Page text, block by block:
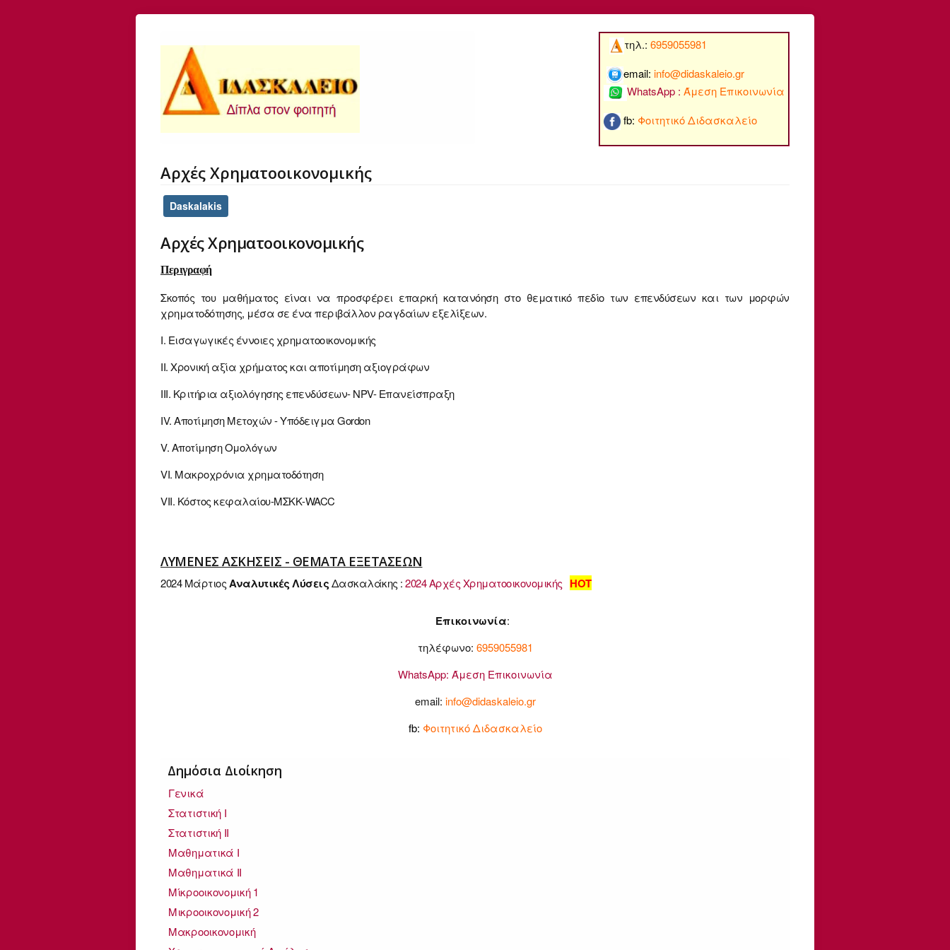
τηλ.: 6959055981
email: info@didaskaleio.gr
WhatsApp : Άμεση Επικοινωνία
fb: Φοιτητικό Διδασκαλείο
Δημόσια Διοίκηση
Γενικά
Στατιστική I
Στατιστική II
Μαθηματικά Ι
Μαθηματικά ΙΙ
Μίκροοικονομική 1
Μικροοικονομική 2
Μακροοικονομική
Αρχές Χρηματοοικονομικής
Daskalakis
Αρχές Χρηματοοικονομικής
Περιγραφή
Σκοπός του μαθήματος είναι να προσφέρει επαρκή κατανόηση στο θεματικό πεδίο των επενδύσεων και των μορφών
χρηματοδότησης, μέσα σε ένα περιβάλλον ραγδαίων εξελίξεων.
I. Εισαγωγικές έννοιες χρηματοοικονομικής
II. Χρονική αξία χρήματος και αποτίμηση αξιογράφων
III. Κριτήρια αξιολόγησης επενδύσεων- NPV- Επανείσπραξη
IV. Αποτίμηση Μετοχών - Υπόδειγμα Gordon
V. Αποτίμηση Ομολόγων
VI. Μακροχρόνια χρηματοδότηση
VII. Κόστος κεφαλαίου-ΜΣΚΚ-WACC
ΛΥΜΕΝΕΣ ΑΣΚΗΣΕΙΣ - ΘΕΜΑΤΑ ΕΞΕΤΑΣΕΩΝ
2024 ΜάρτιοςΑναλυτικές ΛύσειςΔασκαλάκης :2024 Αρχές Χρηματοοικονομικής HOT
Επικοινωνία:
τηλέφωνο: 6959055981
WhatsApp: Άμεση Επικοινωνία
email: info@didaskaleio.gr
fb: Φοιτητικό Διδασκαλείο